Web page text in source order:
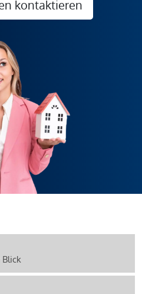
kontaktieren
Blick